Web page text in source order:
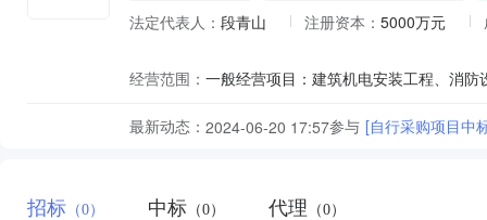
法定代表人： 段青山 注册资本： 5000万元
经营范围：
最新动态： 2024-06-20 17:57参与 [自行采购项目中
招标 （0） 中标 （0） 代理 （0）